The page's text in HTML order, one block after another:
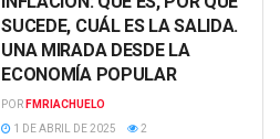
SUCEDE, CUÁL ES LA SALIDA.
UNA MIRADA DESDE LA
ECONOMÍA POPULAR
POR FMRIACHUELO
1 DE ABRIL DE 2025
2